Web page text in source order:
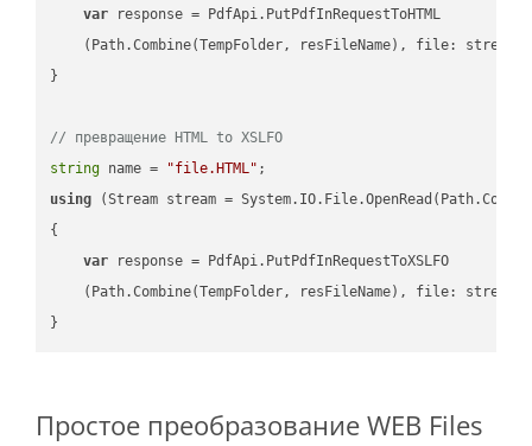
var response = PdfApi.PutPdfInRequestToHTML
    (Path.Combine(TempFolder, resFileName), file: stream);
}
// превращение HTML to XSLFO
string name = "file.HTML"
using (Stream stream =
{
var response = PdfApi.PutPdfInRequestToXSLFO
    (Path.Combine(TempFolder, resFileName), file: stream);
Простое преобразование WEB Files